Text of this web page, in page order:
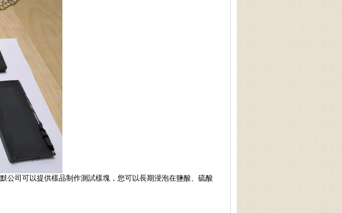
公司可以提供樣品制作測試樣塊，您可以長期浸泡在鹽酸、硫酸